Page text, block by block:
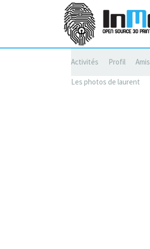
Activités Profil Amis
Les photos de laurent